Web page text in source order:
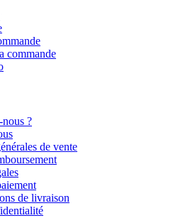
commande
?
de vente
de livraison